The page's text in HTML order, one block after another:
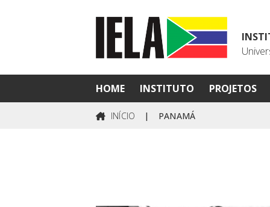
HOME INSTITUTO PROJETOS
INÍCIO | PANAMÁ